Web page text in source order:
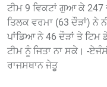
ਟੀਮ 9 ਵਿਕਟਾਂ ਗੁਆ ਕੇ 247
ਤਿਲਕ ਵਰਮਾ (63 ਦੌੜਾਂ) ਨੇ
ਪਾਂਡਿਆ ਨੇ 46 ਦੌੜਾਂ ਤੇ ਟਿਮ
ਟੀਮ ਨੂੰ ਜਿਤਾ ਨਾ ਸਕੇ। -
ਰਾਜਸਥਾਨ ਜੇਤੂ